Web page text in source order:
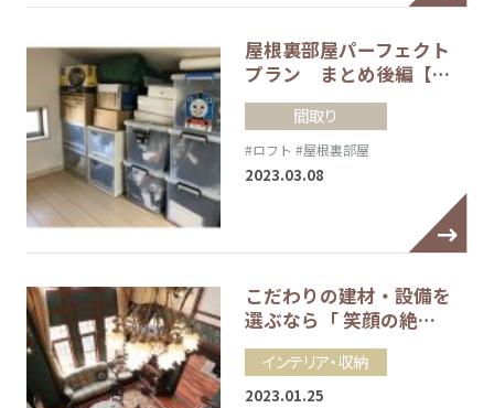
屋根裏部屋パーフェクト
プラン まとめ後編【…
間取り
#ロフト #屋根裏部屋
2023.03.08
こだわりの建材・設備を
選ぶなら「 笑顔の絶…
インテリア・収納
2023.01.25